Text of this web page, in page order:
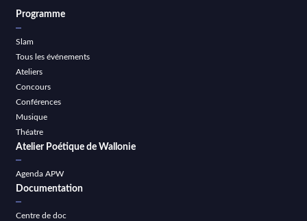
Programme
Slam
Tous les événements
Ateliers
Concours
Conférences
Musique
Théatre
Atelier Poétique de Wallonie
Agenda APW
Documentation
Centre de doc